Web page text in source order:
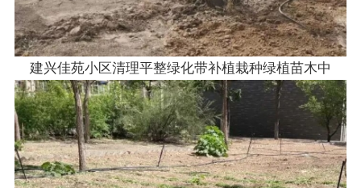
建兴佳苑小区清理平整绿化带补植栽种绿植苗木中